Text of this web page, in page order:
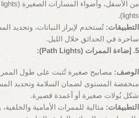
lights).
التطبيقات: تُستخدم لإبراز النباتات، وتحديد
ساحرة في الحدائق خلال الليل.
5. إضاءة الممرات (Path Lights):
الوصف: مصابيح صغيرة تُثبت على طول
منخفضة المستوى لضمان السلامة وتحديد
شكل بُولات صغيرة أو أعمدة قصيرة.
التطبيقات: مثالية للممرات الأمامية